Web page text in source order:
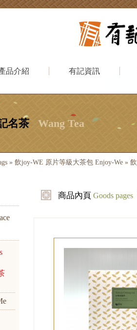
品介紹 有記資訊
名茶 Wang Tea
» 飲joy-WE 原片等級大茶包 Enjoy-We »
商品內頁 Goods pages